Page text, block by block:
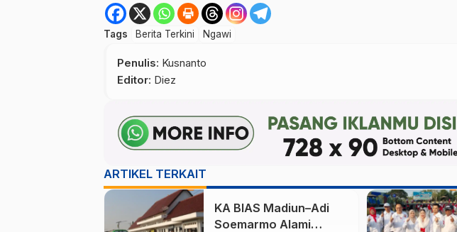
Tags Berita Terkini Ngawi
Penulis: Kusnanto
Editor: Diez
ARTIKEL TERKAIT
KA BIAS Madiun–Adi
Soemarmo Alami